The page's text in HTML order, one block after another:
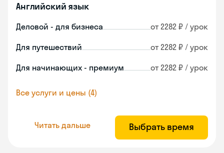
Английский язык
Деловой - для бизнеса от 2282 ₽ / урок
Для путешествий от 2282 ₽ / урок
Для начинающих - премиум от 2282 ₽ / урок
Все услуги и цены (4)
Читать дальше Выбрать время